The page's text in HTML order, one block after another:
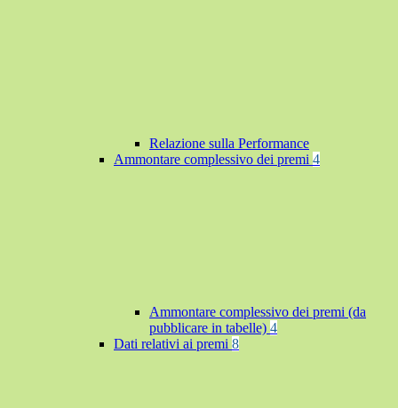
Relazione sulla Performance
Ammontare complessivo dei premi 4
Ammontare complessivo dei premi (da
pubblicare in tabelle) 4
Dati relativi ai premi 8